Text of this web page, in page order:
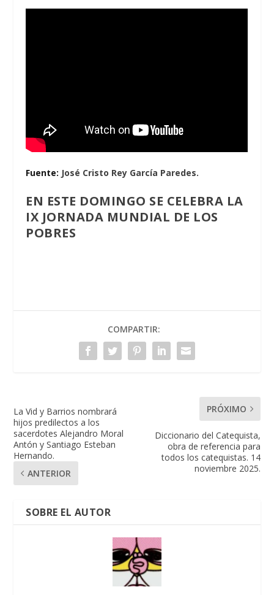
Fuente: José Cristo Rey García Paredes.
EN ESTE DOMINGO SE CELEBRA LA
IX JORNADA MUNDIAL DE LOS
POBRES
COMPARTIR:
La Vid y Barrios nombrará
hijos predilectos a los
sacerdotes Alejandro Moral
Antón y Santiago Esteban
Hernando.
ANTERIOR
PRÓXIMO
Diccionario del Catequista,
obra de referencia para
todos los catequistas. 14
noviembre 2025.
SOBRE EL AUTOR